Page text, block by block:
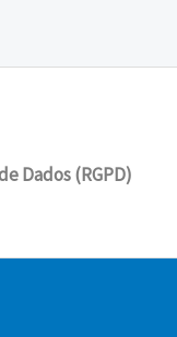
Dados (RGPD)